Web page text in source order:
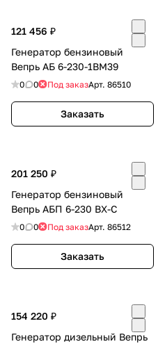
121 456 ₽
Генератор бензиновый
Вепрь АБ 6-230-1ВМ39
0 0 Под заказАрт. 86510
Заказать
201 250 ₽
Генератор бензиновый
Вепрь АБП 6-230 ВХ-С
0 0 Под заказАрт. 86512
Заказать
154 220 ₽
Генератор дизельный Вепрь